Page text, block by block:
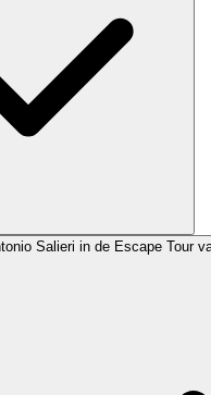
Salieri in de Escape Tour